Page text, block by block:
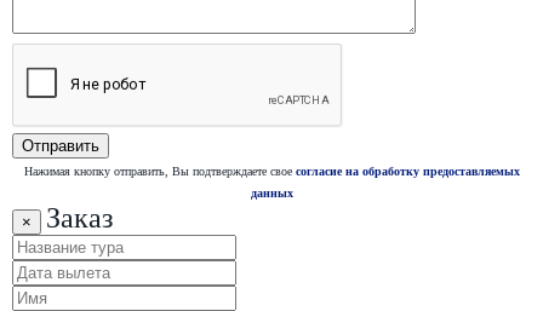
Нажимая кнопку отправить, Вы подтверждаете свое согласие на обработку предоставляемых
данных
× Заказ